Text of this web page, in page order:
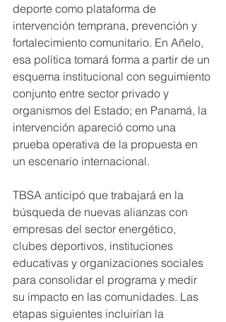
deporte como plataforma de
intervención temprana, prevención y
fortalecimiento comunitario. En Añelo,
esa política tomará forma a partir de un
esquema institucional con seguimiento
conjunto entre sector privado y
organismos del Estado; en Panamá, la
intervención apareció como una
prueba operativa de la propuesta en
un escenario internacional.
TBSA anticipó que trabajará en la
búsqueda de nuevas alianzas con
empresas del sector energético,
clubes deportivos, instituciones
educativas y organizaciones sociales
para consolidar el programa y medir
su impacto en las comunidades. Las
etapas siguientes incluirían la